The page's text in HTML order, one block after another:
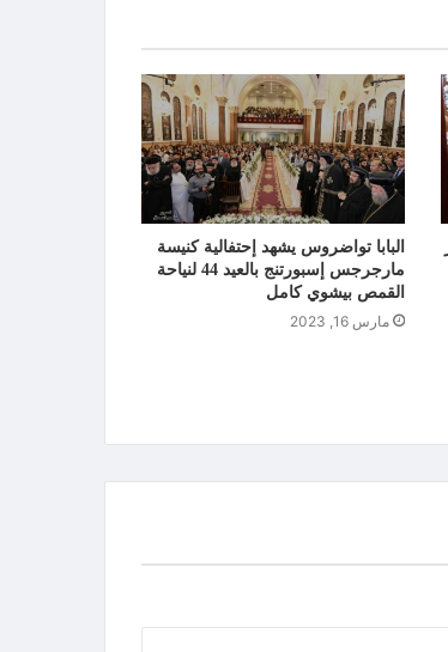
البابا تواضروس يشهد إحتفالية كنيسة
مارجرجس إسبورتنج بالعيد 44 لنياحة
القمص بيشوي كامل
مارس 16, 2023